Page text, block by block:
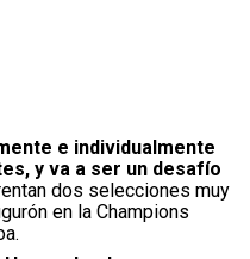
e individualmente
y va a ser un desafío
dos selecciones muy
en la Champions